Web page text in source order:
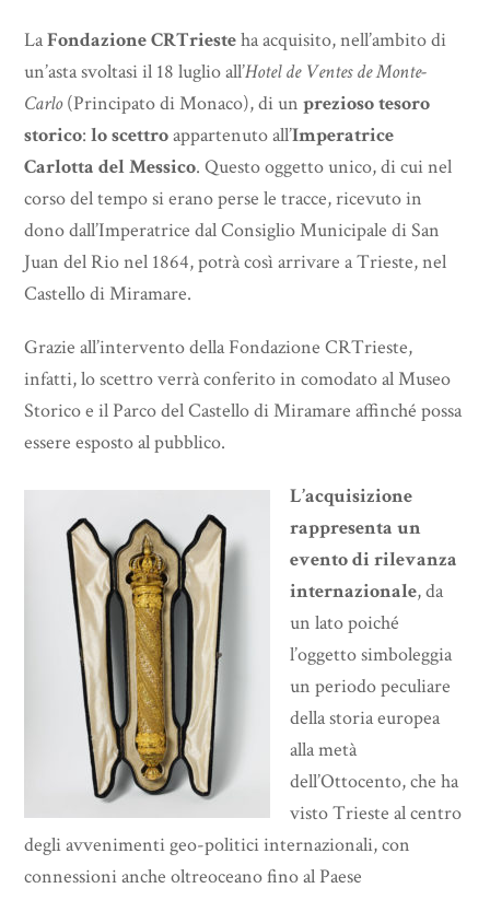
LaFondazione CRTriesteha acquisito, nell’ambito di
un’asta svoltasi il 18 luglio all’Hotel de Ventes de Monte-
Carlo(Principato di Monaco), di unprezioso tesoro
storico:lo scettroappartenuto all’Imperatrice
Carlotta del Messico. Questo oggetto unico, di cui nel
corso del tempo si erano perse le tracce, ricevuto in
dono dall’Imperatrice dal Consiglio Municipale di San
Juan del Rio nel 1864, potrà così arrivare a Trieste, nel
Castello di Miramare.
Grazie all’intervento della Fondazione CRTrieste,
infatti, lo scettro verrà conferito in comodato al Museo
Storico e il Parco del Castello di Miramare affinché possa
essere esposto al pubblico.
L’acquisizione
rappresenta un
evento di rilevanza
internazionale, da
un lato poiché
l’oggetto simboleggia
un periodo peculiare
della storia europea
alla metà
dell’Ottocento, che ha
visto Trieste al centro
degli avvenimenti geo-politici internazionali, con
connessioni anche oltreoceano fino al Paese